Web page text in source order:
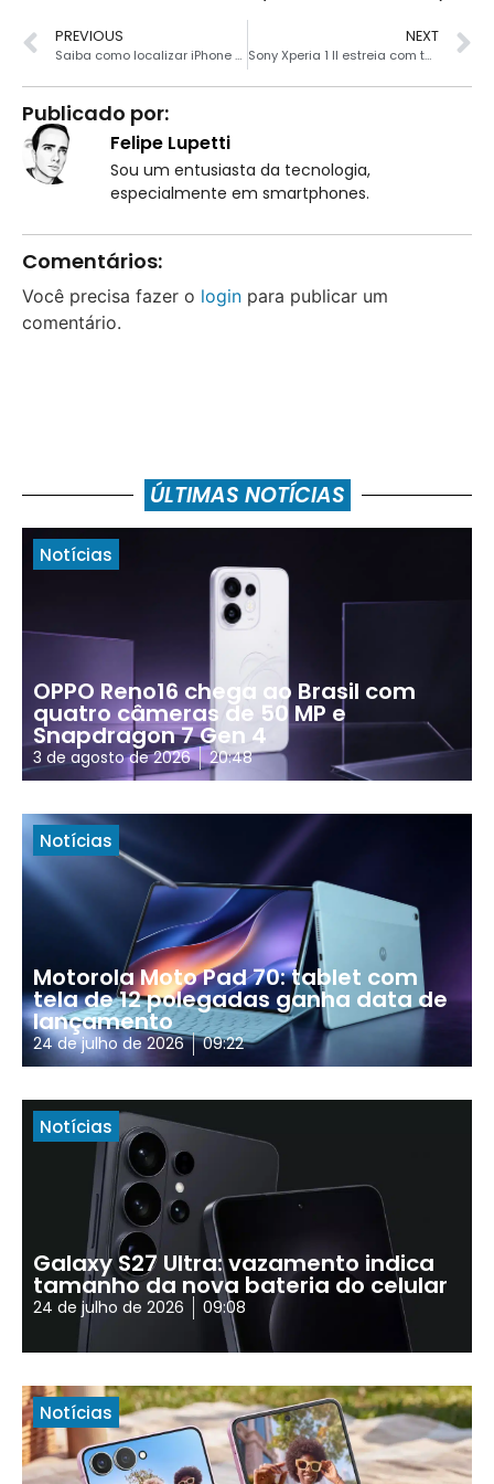
PREVIOUS
Saiba como localizar iPhone roubado mesmo sem internet
NEXT
Sony Xperia 1 II estreia com tela 4K e Snapdragon 865
Publicado por:
Felipe Lupetti
Sou um entusiasta da tecnologia,
especialmente em smartphones.
Comentários:
Você precisa fazer o login para publicar um
comentário.
ÚLTIMAS NOTÍCIAS
Notícias
OPPO Reno16 chega ao Brasil com
quatro câmeras de 50 MP e
Snapdragon 7 Gen 4
3 de agosto de 2026 20:48
Notícias
Motorola Moto Pad 70: tablet com
tela de 12 polegadas ganha data de
lançamento
24 de julho de 2026 09:22
Notícias
Galaxy S27 Ultra: vazamento indica
tamanho da nova bateria do celular
24 de julho de 2026 09:08
Notícias